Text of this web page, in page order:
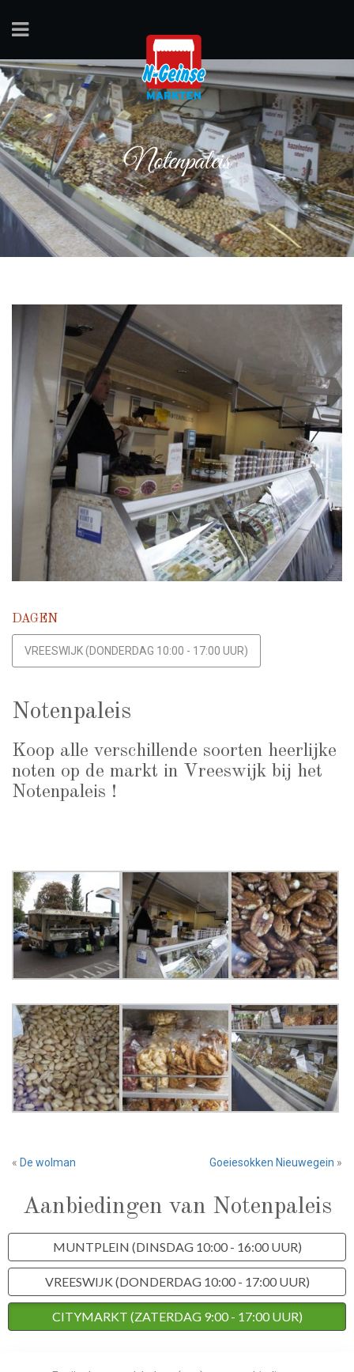
Notenpaleis
DAGEN
VREESWIJK (DONDERDAG 10:00 - 17:00 UUR)
Notenpaleis
Koop alle verschillende soorten heerlijke
noten op de markt in Vreeswijk bij het
Notenpaleis !
« De wolman Goeiesokken Nieuwegein »
Aanbiedingen van Notenpaleis
MUNTPLEIN (DINSDAG 10:00 - 16:00 UUR)
VREESWIJK (DONDERDAG 10:00 - 17:00 UUR)
CITYMARKT (ZATERDAG 9:00 - 17:00 UUR)